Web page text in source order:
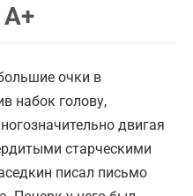
A+Увеличить
очки в
набок голову,
двигая
старческими
писал письмо